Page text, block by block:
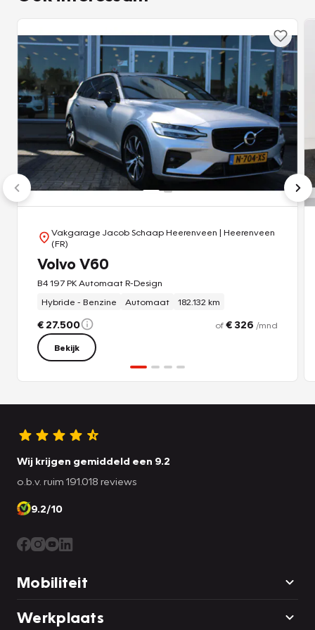
Vakgarage Jacob Schaap Heerenveen | Heerenveen
(FR)
Volvo V60
B4 197 PK Automaat R-Design
Hybride - Benzine
Automaat 182.132 km
€ 27.500 of€ 326 /mnd
Bekijk
Wij krijgen gemiddeld een 9.2
o.b.v. ruim 191.018 reviews
9.2/10
Mobiliteit
Werkplaats